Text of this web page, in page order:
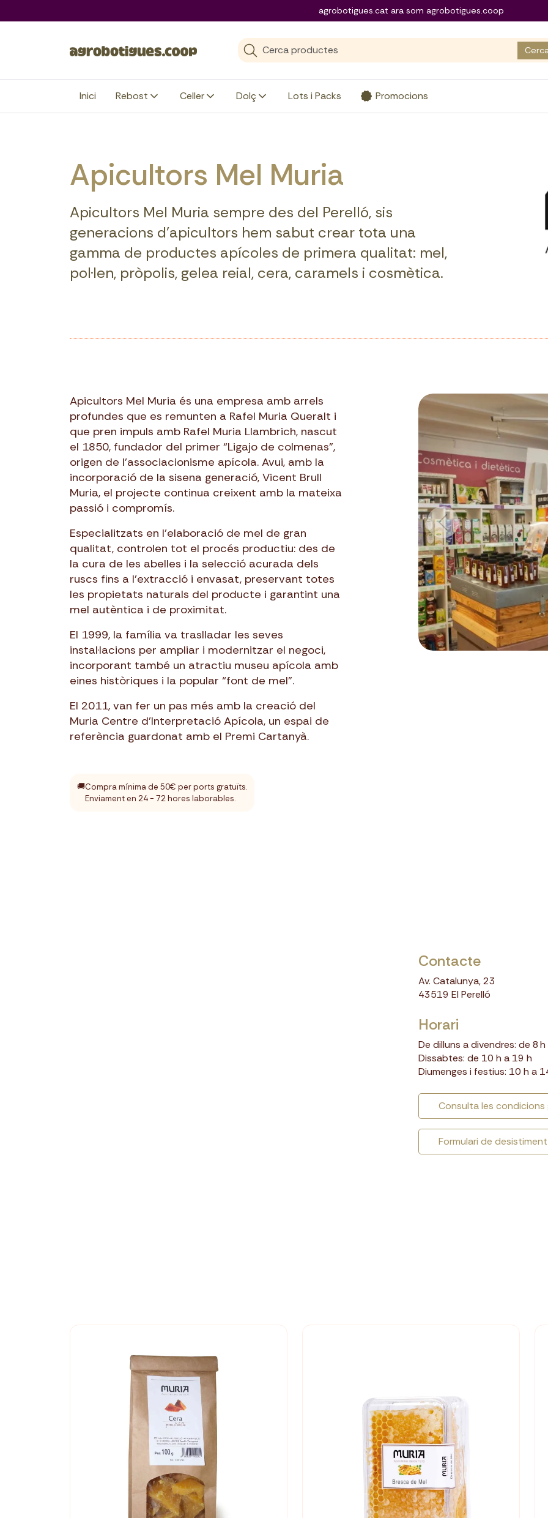
agrobotigues.coop agrobotigues.cat ara som agrobotigues.coop
Inici Rebost Celler Dolç Lots i Packs Promocions
Apicultors Mel Muria
Apicultors Mel Muria sempre des del Perelló, sis
generacions d’apicultors hem sabut crear tota una
gamma de productes apícoles de primera qualitat: mel,
pol·len, pròpolis, gelea reial, cera, caramels i cosmètica.
Apicultors Mel Muria és una empresa amb arrels
profundes que es remunten a Rafel Muria Queralt i
que pren impuls amb Rafel Muria Llambrich, nascut
el 1850, fundador del primer “Ligajo de colmenas”,
origen de l’associacionisme apícola. Avui, amb la
incorporació de la sisena generació, Vicent Brull
Muria, el projecte continua creixent amb la mateixa
passió i compromís.
Especialitzats en l’elaboració de mel de gran
qualitat, controlen tot el procés productiu: des de
la cura de les abelles i la selecció acurada dels
ruscs fins a l’extracció i envasat, preservant totes
les propietats naturals del producte i garantint una
mel autèntica i de proximitat.
El 1999, la família va traslladar les seves
instal·lacions per ampliar i modernitzar el negoci,
incorporant també un atractiu museu apícola amb
eines històriques i la popular “font de mel”.
El 2011, van fer un pas més amb la creació del
Muria Centre d’Interpretació Apícola, un espai de
referència guardonat amb el Premi Cartanyà.
🚚Compra mínima de 50€ per ports gratuïts.
Enviament en 24 - 72 hores laborables.
Contacte
Av. Catalunya, 23
43519 El Perelló
Horari
De dilluns a divendres: de 8
Dissabtes: de 10 h a 19 h
Diumenges i festius: 10 h a
Consulta les
Formulari de desistiment